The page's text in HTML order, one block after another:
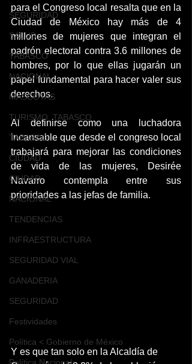
SEGURIDAD
SALUD
TABASCO
NACIONAL
MASCOTAS
TURISMO, TABASCO
TABASCO
CIUDAD
CIUDAD
NACIONAL
TENDENCIAS
INFRAESTRUCTURA
SEGURIDAD VIAL
GANADERIA
SEGURIDAD
Festividades
Política < Gobierno de México
para el Congreso local resalta que en la
Ciudad de México hay más de 4
millones de mujeres que integran el
padrón electoral contra 3.6 millones de
hombres, por lo que ellas jugarán un
papel fundamental para hacer valer sus
derechos.
Al definirse como una luchadora
incansable que desde el congreso local
trabajará para mejorar las condiciones
de vida de las mujeres, Desirée
Navarro contempla entre sus
prioridades a las jefas de familia.
Y es que tan solo en la Alcaldía de